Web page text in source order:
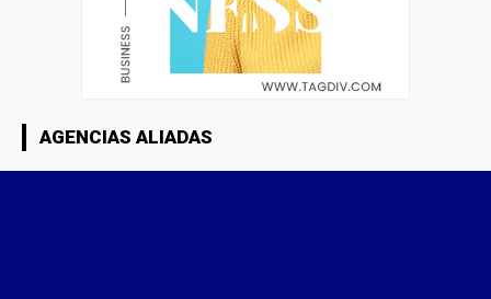
AGENCIAS ALIADAS